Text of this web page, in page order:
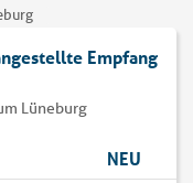
Empfang
Lüneburg
NEU